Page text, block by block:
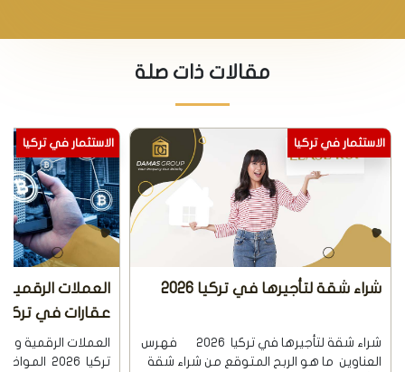
مقالات ذات صلة
الاستثمار في تركيا
العملات الرقمية والبيتكوين لشراء
العملات الرقمية والبيتكوين لشراء عقارات في
تركيا 2026 المواضيع الاساسية شراء عقارات
الاستثمار في تركيا
العائد
تركيا 2026
فهرس
العقارات في تركيا.